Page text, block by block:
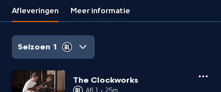
Afleveringen Meer informatie
Seizoen 1
The Clockworks
Afl. 1 • 25m